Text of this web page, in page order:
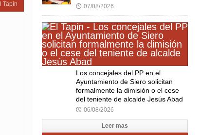
Tapín 🕔 07/08/2026
Los concejales del PP en el
Ayuntamiento de Siero solicitan
formalmente la dimisión o el cese
del teniente de alcalde Jesús Abad
🕔 06/08/2026
Leer mas